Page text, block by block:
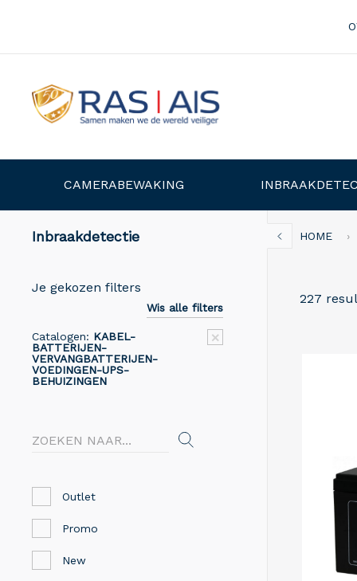
CAMERABEWAKING
Inbraakdetectie
Je gekozen filters
Wis alle filters
Catalogen: KABEL-
BATTERIJEN-
VERVANGBATTERIJEN-
VOEDINGEN-UPS-
BEHUIZINGEN
Outlet
Promo
New
HOME
227